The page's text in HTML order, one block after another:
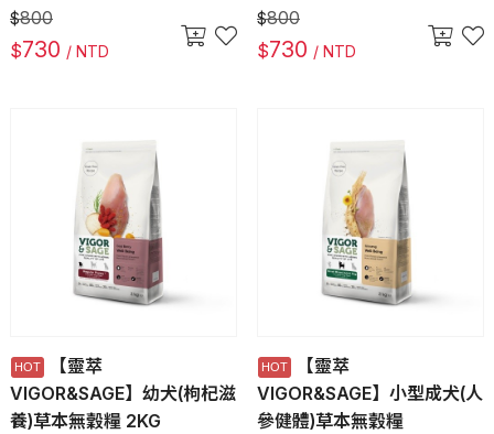
$800
$730 / NTD
$800
$730 / NTD
【靈萃
VIGOR&SAGE】幼犬(枸杞滋
養)草本無穀糧 2KG
【靈萃
VIGOR&SAGE】小型成犬(人
參健體)草本無穀糧